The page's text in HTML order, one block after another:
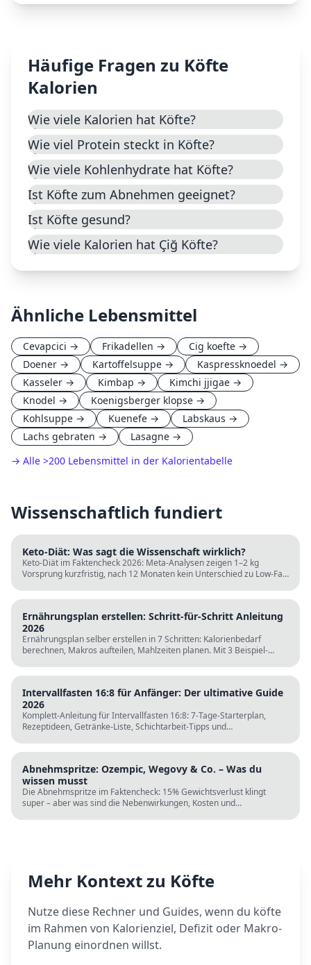
Häufige Fragen zu Köfte
Kalorien
Wie viele Kalorien hat Köfte?
Wie viel Protein steckt in Köfte?
Wie viele Kohlenhydrate hat Köfte?
Ist Köfte zum Abnehmen geeignet?
Ist Köfte gesund?
Wie viele Kalorien hat Çiğ Köfte?
Ähnliche Lebensmittel
Cevapcici → Frikadellen → Cig koefte →
Doener → Kartoffelsuppe → Kaspressknoedel →
Kasseler → Kimbap → Kimchi jjigae →
Knodel → Koenigsberger klopse →
Kohlsuppe → Kuenefe → Labskaus →
Lachs gebraten → Lasagne →
→ Alle >200 Lebensmittel in der Kalorientabelle
Wissenschaftlich fundiert
Keto-Diät: Was sagt die Wissenschaft wirklich?
Keto-Diät im Faktencheck 2026: Meta-Analysen zeigen 1–2 kg
Vorsprung kurzfristig, nach 12 Monaten kein Unterschied zu Low-Fat.
Ernährungsplan erstellen: Schritt-für-Schritt Anleitung
2026
Ernährungsplan selber erstellen in 7 Schritten: Kalorienbedarf
berechnen, Makros aufteilen, Mahlzeiten planen. Mit 3 Beispiel-
Intervallfasten 16:8 für Anfänger: Der ultimative Guide
2026
Komplett-Anleitung für Intervallfasten 16:8: 7-Tage-Starterplan,
Rezeptideen, Getränke-Liste, Schichtarbeit-Tipps und
Abnehmspritze: Ozempic, Wegovy & Co. – Was du
wissen musst
Die Abnehmspritze im Faktencheck: 15% Gewichtsverlust klingt
super – aber was sind die Nebenwirkungen, Kosten und
Mehr Kontext zu Köfte
Nutze diese Rechner und Guides, wenn du köfte
im Rahmen von Kalorienziel, Defizit oder Makro-
Planung einordnen willst.